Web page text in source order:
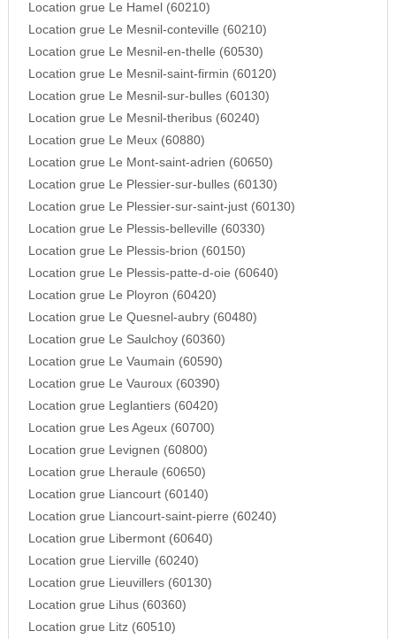
Location grue Le Hamel (60210)
Location grue Le Mesnil-conteville (60210)
Location grue Le Mesnil-en-thelle (60530)
Location grue Le Mesnil-saint-firmin (60120)
Location grue Le Mesnil-sur-bulles (60130)
Location grue Le Mesnil-theribus (60240)
Location grue Le Meux (60880)
Location grue Le Mont-saint-adrien (60650)
Location grue Le Plessier-sur-bulles (60130)
Location grue Le Plessier-sur-saint-just (60130)
Location grue Le Plessis-belleville (60330)
Location grue Le Plessis-brion (60150)
Location grue Le Plessis-patte-d-oie (60640)
Location grue Le Ployron (60420)
Location grue Le Quesnel-aubry (60480)
Location grue Le Saulchoy (60360)
Location grue Le Vaumain (60590)
Location grue Le Vauroux (60390)
Location grue Leglantiers (60420)
Location grue Les Ageux (60700)
Location grue Levignen (60800)
Location grue Lheraule (60650)
Location grue Liancourt (60140)
Location grue Liancourt-saint-pierre (60240)
Location grue Libermont (60640)
Location grue Lierville (60240)
Location grue Lieuvillers (60130)
Location grue Lihus (60360)
Location grue Litz (60510)